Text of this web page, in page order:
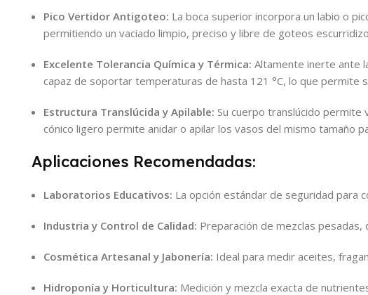
Pico Vertidor Antigoteo: La boca superior incorpora un labio o
permitiendo un vaciado limpio, preciso y libre de goteos
Excelente Tolerancia Química y Térmica: Altamente inerte ante
capaz de soportar temperaturas de hasta 121 °C, lo que permite
Estructura Translúcida y Apilable: Su cuerpo translúcido permite
cónico ligero permite anidar o apilar los vasos del mismo tamaño
Aplicaciones Recomendadas:
Laboratorios Educativos: La opción estándar de seguridad para
Industria y Control de Calidad: Preparación de mezclas
Cosmética Artesanal y Jabonería: Ideal para medir aceites,
Hidroponía y Horticultura: Medición y mezcla exacta de